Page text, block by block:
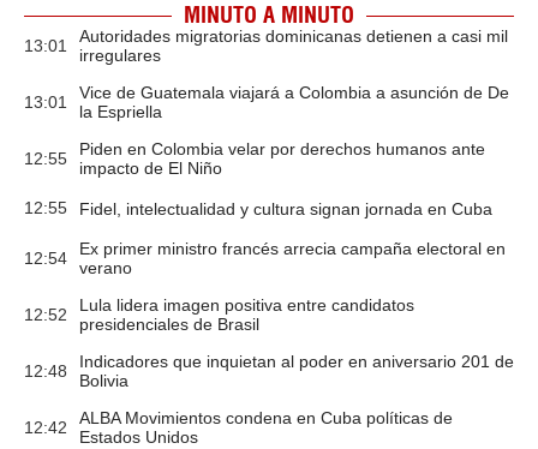
MINUTO A MINUTO
13:01
Autoridades migratorias dominicanas detienen a casi mil
irregulares
13:01
Vice de Guatemala viajará a Colombia a asunción de De
la Espriella
12:55
Piden en Colombia velar por derechos humanos ante
impacto de El Niño
12:55 Fidel, intelectualidad y cultura signan jornada en Cuba
12:54
Ex primer ministro francés arrecia campaña electoral en
verano
12:52
Lula lidera imagen positiva entre candidatos
presidenciales de Brasil
12:48
Indicadores que inquietan al poder en aniversario 201 de
Bolivia
12:42
ALBA Movimientos condena en Cuba políticas de
Estados Unidos